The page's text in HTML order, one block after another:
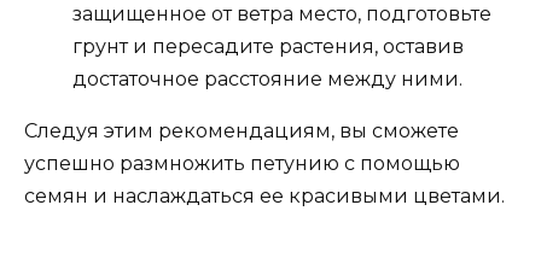
защищенное от ветра место, подготовьте
грунт и пересадите растения, оставив
достаточное расстояние между ними.
Следуя этим рекомендациям, вы сможете
успешно размножить петунию с помощью
семян и наслаждаться ее красивыми цветами.